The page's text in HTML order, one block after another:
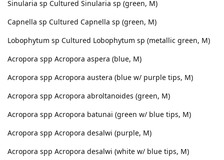
Sinularia sp Cultured Sinularia sp (green, M)
Capnella sp Cultured Capnella sp (green, M)
Lobophytum sp Cultured Lobophytum sp (metallic green, M)
Acropora spp Acropora aspera (blue, M)
Acropora spp Acropora austera (blue w/ purple tips, M)
Acropora spp Acropora abroltanoides (green, M)
Acropora spp Acropora batunai (green w/ blue tips, M)
Acropora spp Acropora desalwi (purple, M)
Acropora spp Acropora desalwi (white w/ blue tips, M)